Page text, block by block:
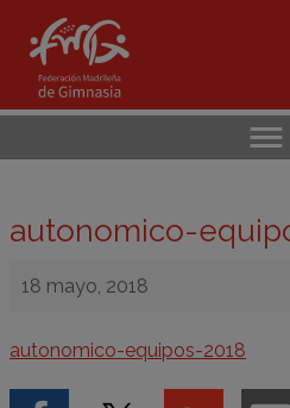
autonomico-
18 mayo, 2018
autonomico-equipos-2018